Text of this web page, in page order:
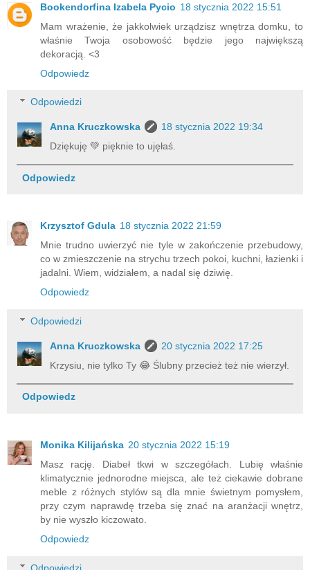
Bookendorfina Izabela Pycio 18 stycznia 2022 15:51
Mam wrażenie, że jakkolwiek urządzisz wnętrza domku, to
właśnie Twoja osobowość będzie jego największą
dekoracją. <3
Odpowiedz
Odpowiedzi
Anna Kruczkowska
18 stycznia 2022 19:34
Dziękuję 💚 pięknie to ujęłaś.
Odpowiedz
Krzysztof Gdula 18 stycznia 2022 21:59
Mnie trudno uwierzyć nie tyle w zakończenie przebudowy,
co w zmieszczenie na strychu trzech pokoi, kuchni, łazienki i
jadalni. Wiem, widziałem, a nadal się dziwię.
Odpowiedz
Odpowiedzi
Anna Kruczkowska
20 stycznia 2022 17:25
Krzysiu, nie tylko Ty 😂 Ślubny przecież też nie wierzył.
Odpowiedz
Monika Kilijańska 20 stycznia 2022 15:19
Masz rację. Diabeł tkwi w szczegółach. Lubię właśnie
klimatycznie jednorodne miejsca, ale też ciekawie dobrane
meble z różnych stylów są dla mnie świetnym pomysłem,
przy czym naprawdę trzeba się znać na aranżacji wnętrz,
by nie wyszło kiczowato.
Odpowiedz
Odpowiedzi